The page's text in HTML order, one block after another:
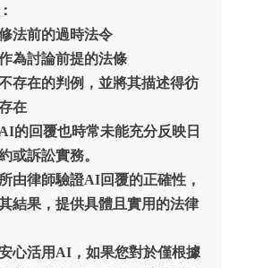
法前的過時法令
為討論前提的法條
不存在的判例，並將其描述得彷
在
的回覆也時常未能充分反映日
或訴訟實務。
由律師驗證AI回覆的正確性，
結果，提供具體且實用的法律
心活用AI，如果您對於僅根據